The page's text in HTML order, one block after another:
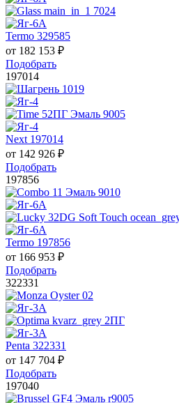
Termo 329585
от 182 153 ₽
Подобрать
197014
Next 197014
от 142 926 ₽
Подобрать
197856
Termo 197856
от 166 953 ₽
Подобрать
322331
Penta 322331
от 147 704 ₽
Подобрать
197040